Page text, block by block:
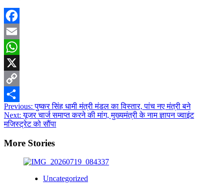
Facebook
Email
WhatsApp
X
Copy
Link
Share
Post
navigation
Previous:पुष्कर सिंह धामी मंत्री मंडल का विस्तार, पांच नए मंत्री बने
Next:यूजर चार्ज समाप्त करने की मांग, मुख्यमंत्री के नाम ज्ञापन ज्वाइंट
मजिस्ट्रेट को सौंपा
More Stories
Uncategorized